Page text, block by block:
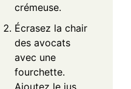
crémeuse.
Écrasez la chair
des avocats
avec une
fourchette.